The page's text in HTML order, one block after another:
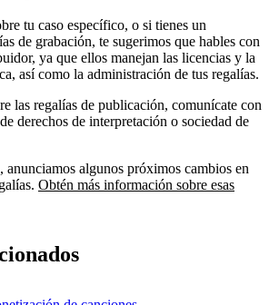
tu caso específico, o si tienes un
de grabación, te sugerimos que hables con
ya que ellos manejan las licencias y la
así como la administración de tus regalías.
las regalías de publicación, comunícate con
derechos de interpretación o sociedad de
algunos próximos cambios en
Obtén más información sobre esas